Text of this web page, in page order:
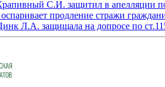
С.И. защитил в апелляции
продление стражи
Л.А. защищала на допросе по